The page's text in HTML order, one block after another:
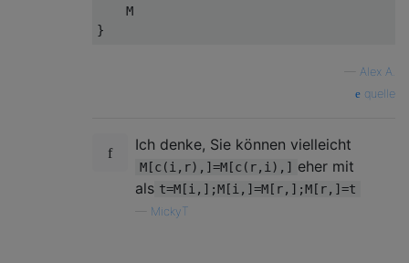
}
Alex A.
quelle
Ich denke, Sie können vielleicht
M[c(i,r),]=M[c(r,i),]
eher mit
als t=M[i,];M[i,]=M[r,];M[r,]=t
MickyT